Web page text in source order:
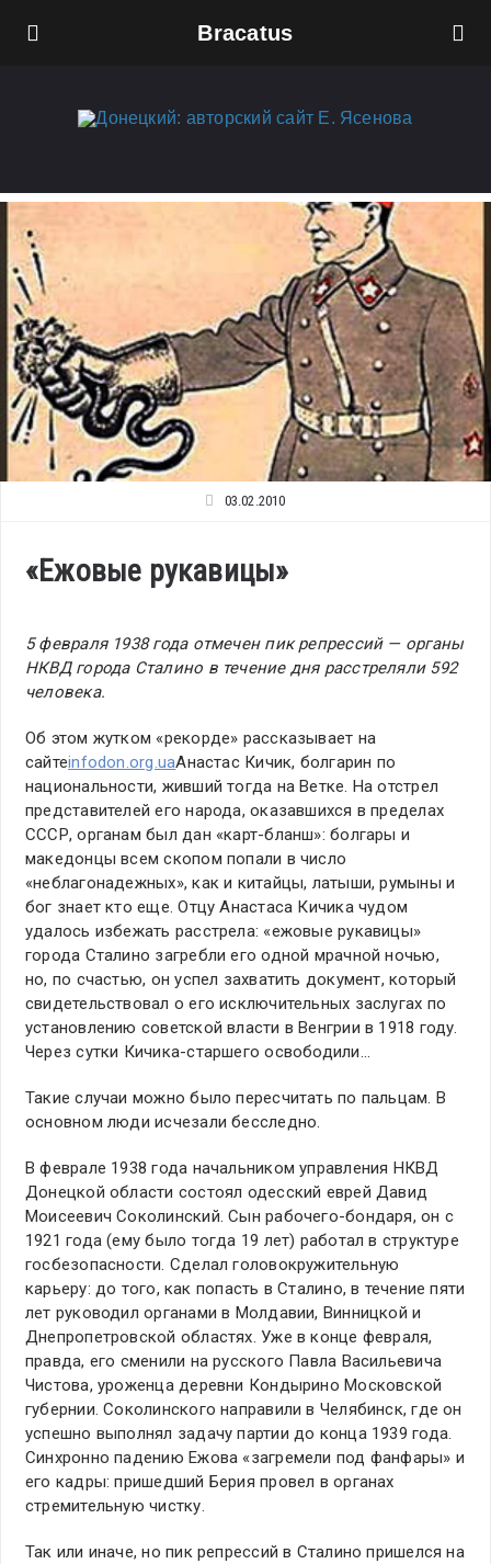
Bracatus
03.02.2010
«Ежовые рукавицы»
5 февраля 1938 года отмечен пик репрессий — органы
НКВД города Сталино в течение дня расстреляли 592
человека.
Об этом жутком «рекорде» рассказывает на
сайтеinfodon.org.uaАнастас Кичик, болгарин по
национальности, живший тогда на Ветке. На отстрел
представителей его народа, оказавшихся в пределах
СССР, органам был дан «карт-бланш»: болгары и
македонцы всем скопом попали в число
«неблагонадежных», как и китайцы, латыши, румыны и
бог знает кто еще. Отцу Анастаса Кичика чудом
удалось избежать расстрела: «ежовые рукавицы»
города Сталино загребли его одной мрачной ночью,
но, по счастью, он успел захватить документ, который
свидетельствовал о его исключительных заслугах по
установлению советской власти в Венгрии в 1918 году.
Через сутки Кичика-старшего освободили…
Такие случаи можно было пересчитать по пальцам. В
основном люди исчезали бесследно.
В феврале 1938 года начальником управления НКВД
Донецкой области состоял одесский еврей Давид
Моисеевич Соколинский. Сын рабочего-бондаря, он с
1921 года (ему было тогда 19 лет) работал в структуре
госбезопасности. Сделал головокружительную
карьеру: до того, как попасть в Сталино, в течение пяти
лет руководил органами в Молдавии, Винницкой и
Днепропетровской областях. Уже в конце февраля,
правда, его сменили на русского Павла Васильевича
Чистова, уроженца деревни Кондырино Московской
губернии. Соколинского направили в Челябинск, где он
успешно выполнял задачу партии до конца 1939 года.
Синхронно падению Ежова «загремели под фанфары» и
его кадры: пришедший Берия провел в органах
стремительную чистку.
Так или иначе, но пик репрессий в Сталино пришелся на